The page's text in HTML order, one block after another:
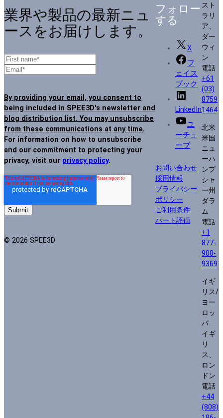
業界や製品の最新ニュ
ースをお届けします。
By providing your email, you consent to
being included in SPEE3D's newsletter and
blog distribution list. You may unsubscribe
from these communications at any time.
For information on how to unsubscribe
and our commitment to protecting your
privacy, visit our privacy policy.
© 2026 SPEE3D
フォロー
する
X
フ
ェイス
ブック
LinkedIn
ユ
ーチュ
ーブ
お問い合わせ
採用情報
プライバシー
ポリシー
ご利用条件
パート評価
スト
ラリ
ア、
ダー
ウィ
ン
電話
+61
(03)
8759
1464
北米
米国
ニュ
ーハ
ンプ
シャ
ー州
ダラ
ム
電話
+1
877-
908-
9369
イギ
リス/
ヨー
ロッ
パ
イギ
リ
ス、
ロン
ドン
電話
+44
(808)